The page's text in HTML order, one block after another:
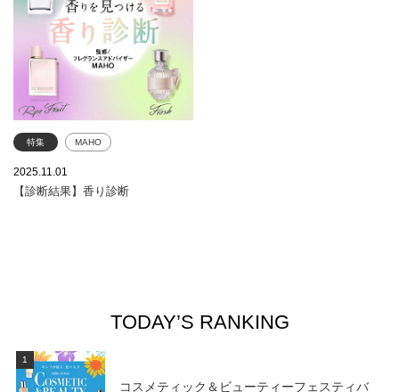
す。
特集 MAHO
フレグランス
ジバンシイ ビューティー
イヴ・サンローラン・ボーテ
コスメデコルテ
2025.11.01
【診断結果】香り診断
TODAY’S RANKING
1
コスメティック＆ビューティーフェスティバ